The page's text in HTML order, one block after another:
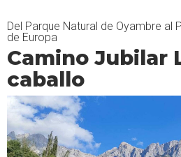
Del Parque Natural de Oyambre al
de Europa
Camino Jubilar
caballo